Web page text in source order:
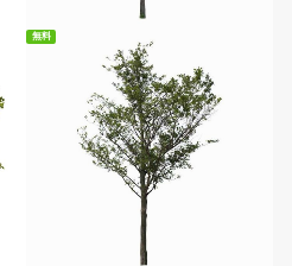
無料
無料ダウンロード